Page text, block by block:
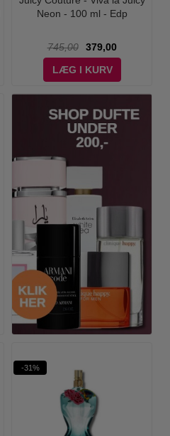
Neon - 100 ml - Edp
745,00
379,00
LÆG I KURV
-31%